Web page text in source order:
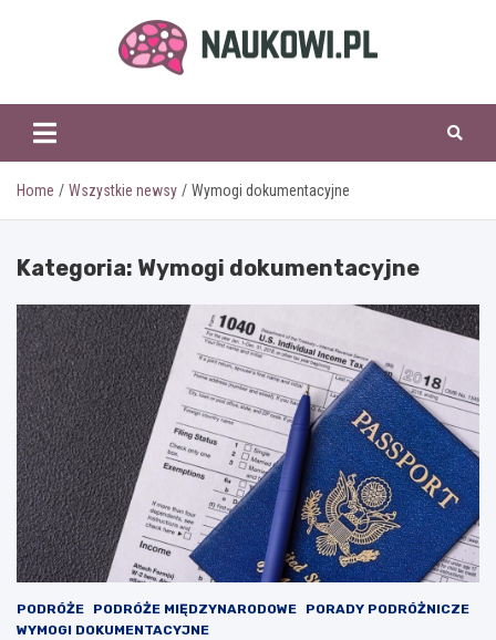
naukowi.pl
Home Wszystkie newsy Wymogi dokumentacyjne
Kategoria: Wymogi dokumentacyjne
PODRÓŻE PODRÓŻE MIĘDZYNARODOWE
PORADY PODRÓŻNICZE
WYMOGI DOKUMENTACYJNE